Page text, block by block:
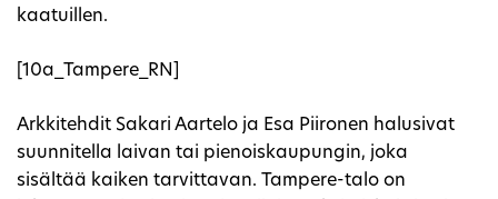
kaatuillen.
[10a_Tampere_RN]
Arkkitehdit Sakari Aartelo ja Esa Piironen halusivat
suunnitella laivan tai pienoiskaupungin, joka
sisältää kaiken tarvittavan. Tampere-talo on